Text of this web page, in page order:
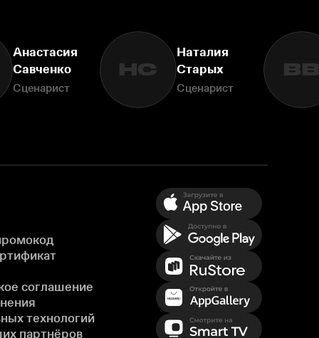
Анастасия
Савченко
Сценарист
НС
Наталия
Старых
Сценарист
соглашение
технологий
партнёров